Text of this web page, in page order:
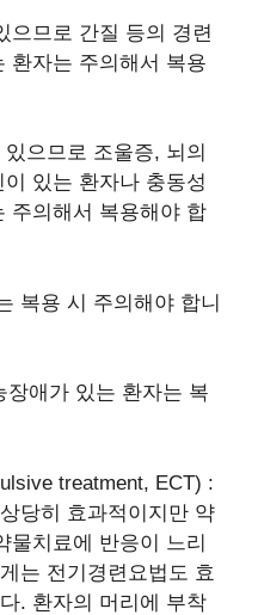
므로 간질 등의 경련
환자는 주의해서 복용
으므로 조울증, 뇌의
있는 환자나 충동성
주의해서 복용해야 합
복용 시 주의해야 합니
애가 있는 환자는 복
treatment, ECT) :
당히 효과적이지만 약
물치료에 반응이 느리
는 전기경련요법도 효
. 환자의 머리에 부착